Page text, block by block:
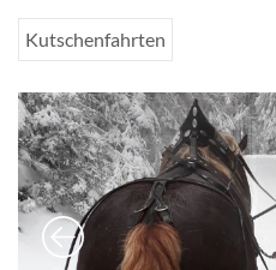
Kutschenfahrten